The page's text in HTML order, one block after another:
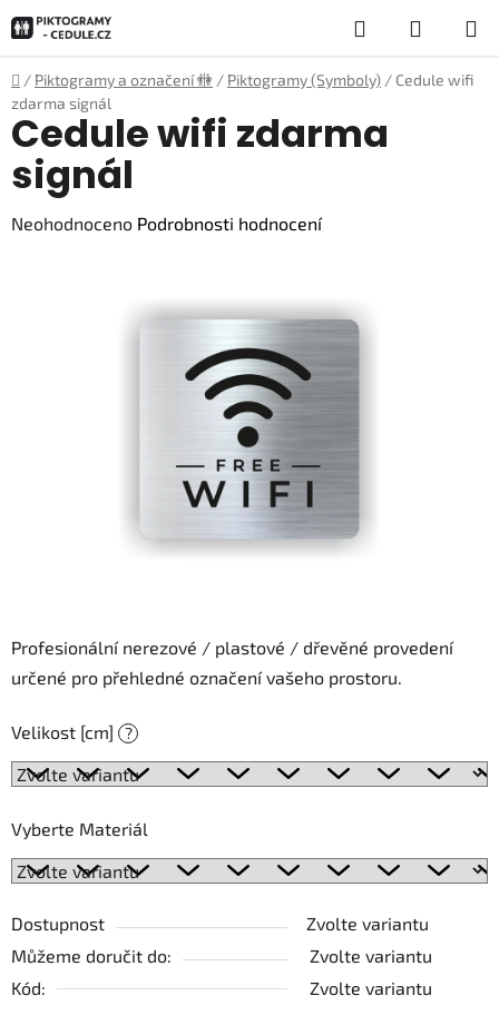
na
obsah
Hledat
KOŠÍK
Domů
/ Piktogramy a označení 🚻 / Piktogramy (Symboly) / Cedule wifi
zdarma signál
Profesionální nerezové / plastové / dřevěné provedení
určené pro přehledné označení vašeho prostoru.
Velikost [cm] ?
Vyberte Materiál
Dostupnost
Zvolte variantu
Můžeme doručit do:
Zvolte variantu
Kód:
Zvolte variantu
Cedule wifi zdarma
signál
Průměrné
Neohodnoceno Podrobnosti hodnocení